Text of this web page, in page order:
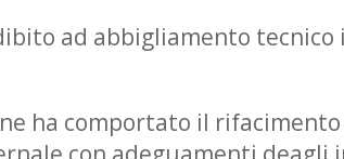
ad abbigliamento
ha comportato il